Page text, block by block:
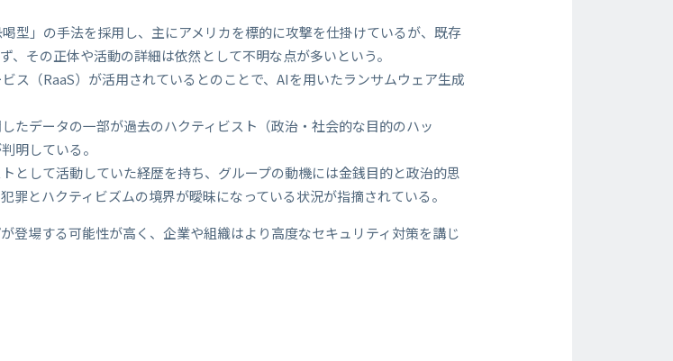
型」の手法を採用し、主にアメリカを標的に攻撃を仕掛けているが、既存
その正体や活動の詳細は依然として不明な点が多いという。
ス（RaaS）が活用されているとのことで、AIを用いたランサムウェア生成
たデータの一部が過去のハクティビスト（政治・社会的な目的のハッ
明している。
として活動していた経歴を持ち、グループの動機には金銭目的と政治的思
とハクティビズムの境界が曖昧になっている状況が指摘されている。
登場する可能性が高く、企業や組織はより高度なセキュリティ対策を講じ